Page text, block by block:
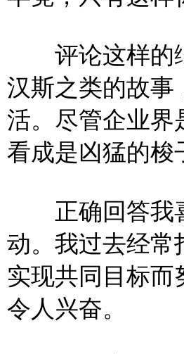
评论这样的绵
汉斯之类的故事
活。尽管企业界
看成是凶猛的梭
正确回答我喜
动。我过去经常
实现共同目标而
令人兴奋。